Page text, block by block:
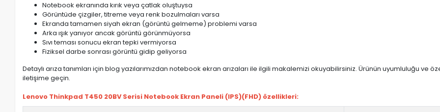
Notebook ekranında kırık veya çatlak oluştuysa
Görüntüde çizgiler, titreme veya renk bozulmaları varsa
Ekranda tamamen siyah ekran (görüntü gelmeme) problemi varsa
Arka ışık yanıyor ancak görüntü görünmüyorsa
Sıvı teması sonucu ekran tepki vermiyorsa
Fiziksel darbe sonrası görüntü gidip geliyorsa
Detaylı arıza tanımları için blog yazılarımızdan notebook ekran arızaları ile ilgili makalemizi okuyabilirsiniz. Ürünün uyumluluğu
iletişime geçin.
Lenovo Thinkpad T450 20BV Serisi Notebook Ekran Paneli (IPS)(FHD) özellikleri: